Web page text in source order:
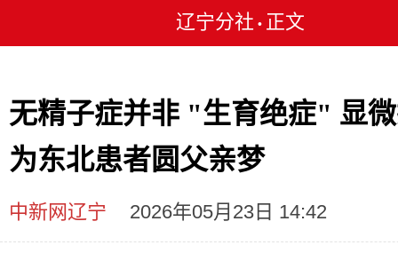
辽宁分社 • 正文
无精子症并非 "生育绝症" 显
为东北患者圆父亲梦
中新网辽宁 2026年05月23日 14:42